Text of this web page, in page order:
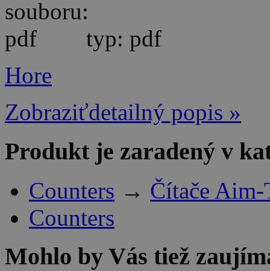
typ: pdf
Hore
Zobraziťdetailný popis »
Produkt je zaradený v
Counters → Čítače
Counters
Mohlo by Vás tiež